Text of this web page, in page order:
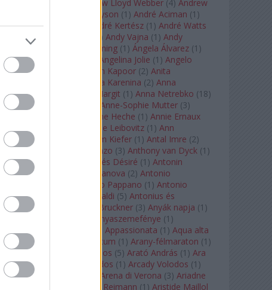
Tarkovszkij
Andrew Lloyd Webber (4) Andrew
Andrew Tyson (1 ) André Aciman (1 )
André Chenier
André Kertész (1 ) André Watts
1) Andris Nelsons ) Andy Vajna (1 ) Andy
Warhol
Anette Bening (1 ) Ángela Álvarez (1 )
Angela Lansbury
Angelina Jolie (1 ) Angelo
Badalamenti
Anish Kapoor (2) Anita
Anna Karenina (2) Anna
Karenyina
Anna Margit (1 ) Anna Netrebko (18)
Anna Vinnitskaya
Anne-Sophie Mutter (3)
Anne Heche (1 ) Annie Ernaux
Annie Leibovitz (1 ) Ann
Napolitano
Anselm Kiefer (1 ) Antal Imre (2)
Anthony Roth Costanzo (3) Anthony van Dyck (1 )
Antinous
Antoine és Désiré (1 ) Antonin
Dvorák
Antonio Canova (2) Antonio
Antonio Pappano (1 ) Antonio
Salieri
Antonio Vivaldi (5) Antonius és
Kleopátra
Anton Bruckner (3) Anyák napja (1 )
Anyaszemefénye (1 )
Appassionata (1 ) Aqua alta
Aquileia Aquincum (1 ) Arany-félmaraton (1 )
Aranytíz
Arany János (5) Arató András (1 ) Ara
Pacis
Arcadi Volodos (1 ) Arcady Volodos (1 )
Arcangelo Corelli
Arena di Verona (3) Ariadne
Aribert Reimann (1 ) Aristide Maillol